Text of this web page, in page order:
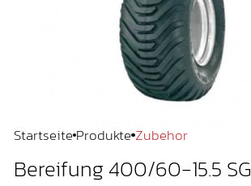
Startseite ProdukteZubehor
Bereifung 400/60-15.5 SG